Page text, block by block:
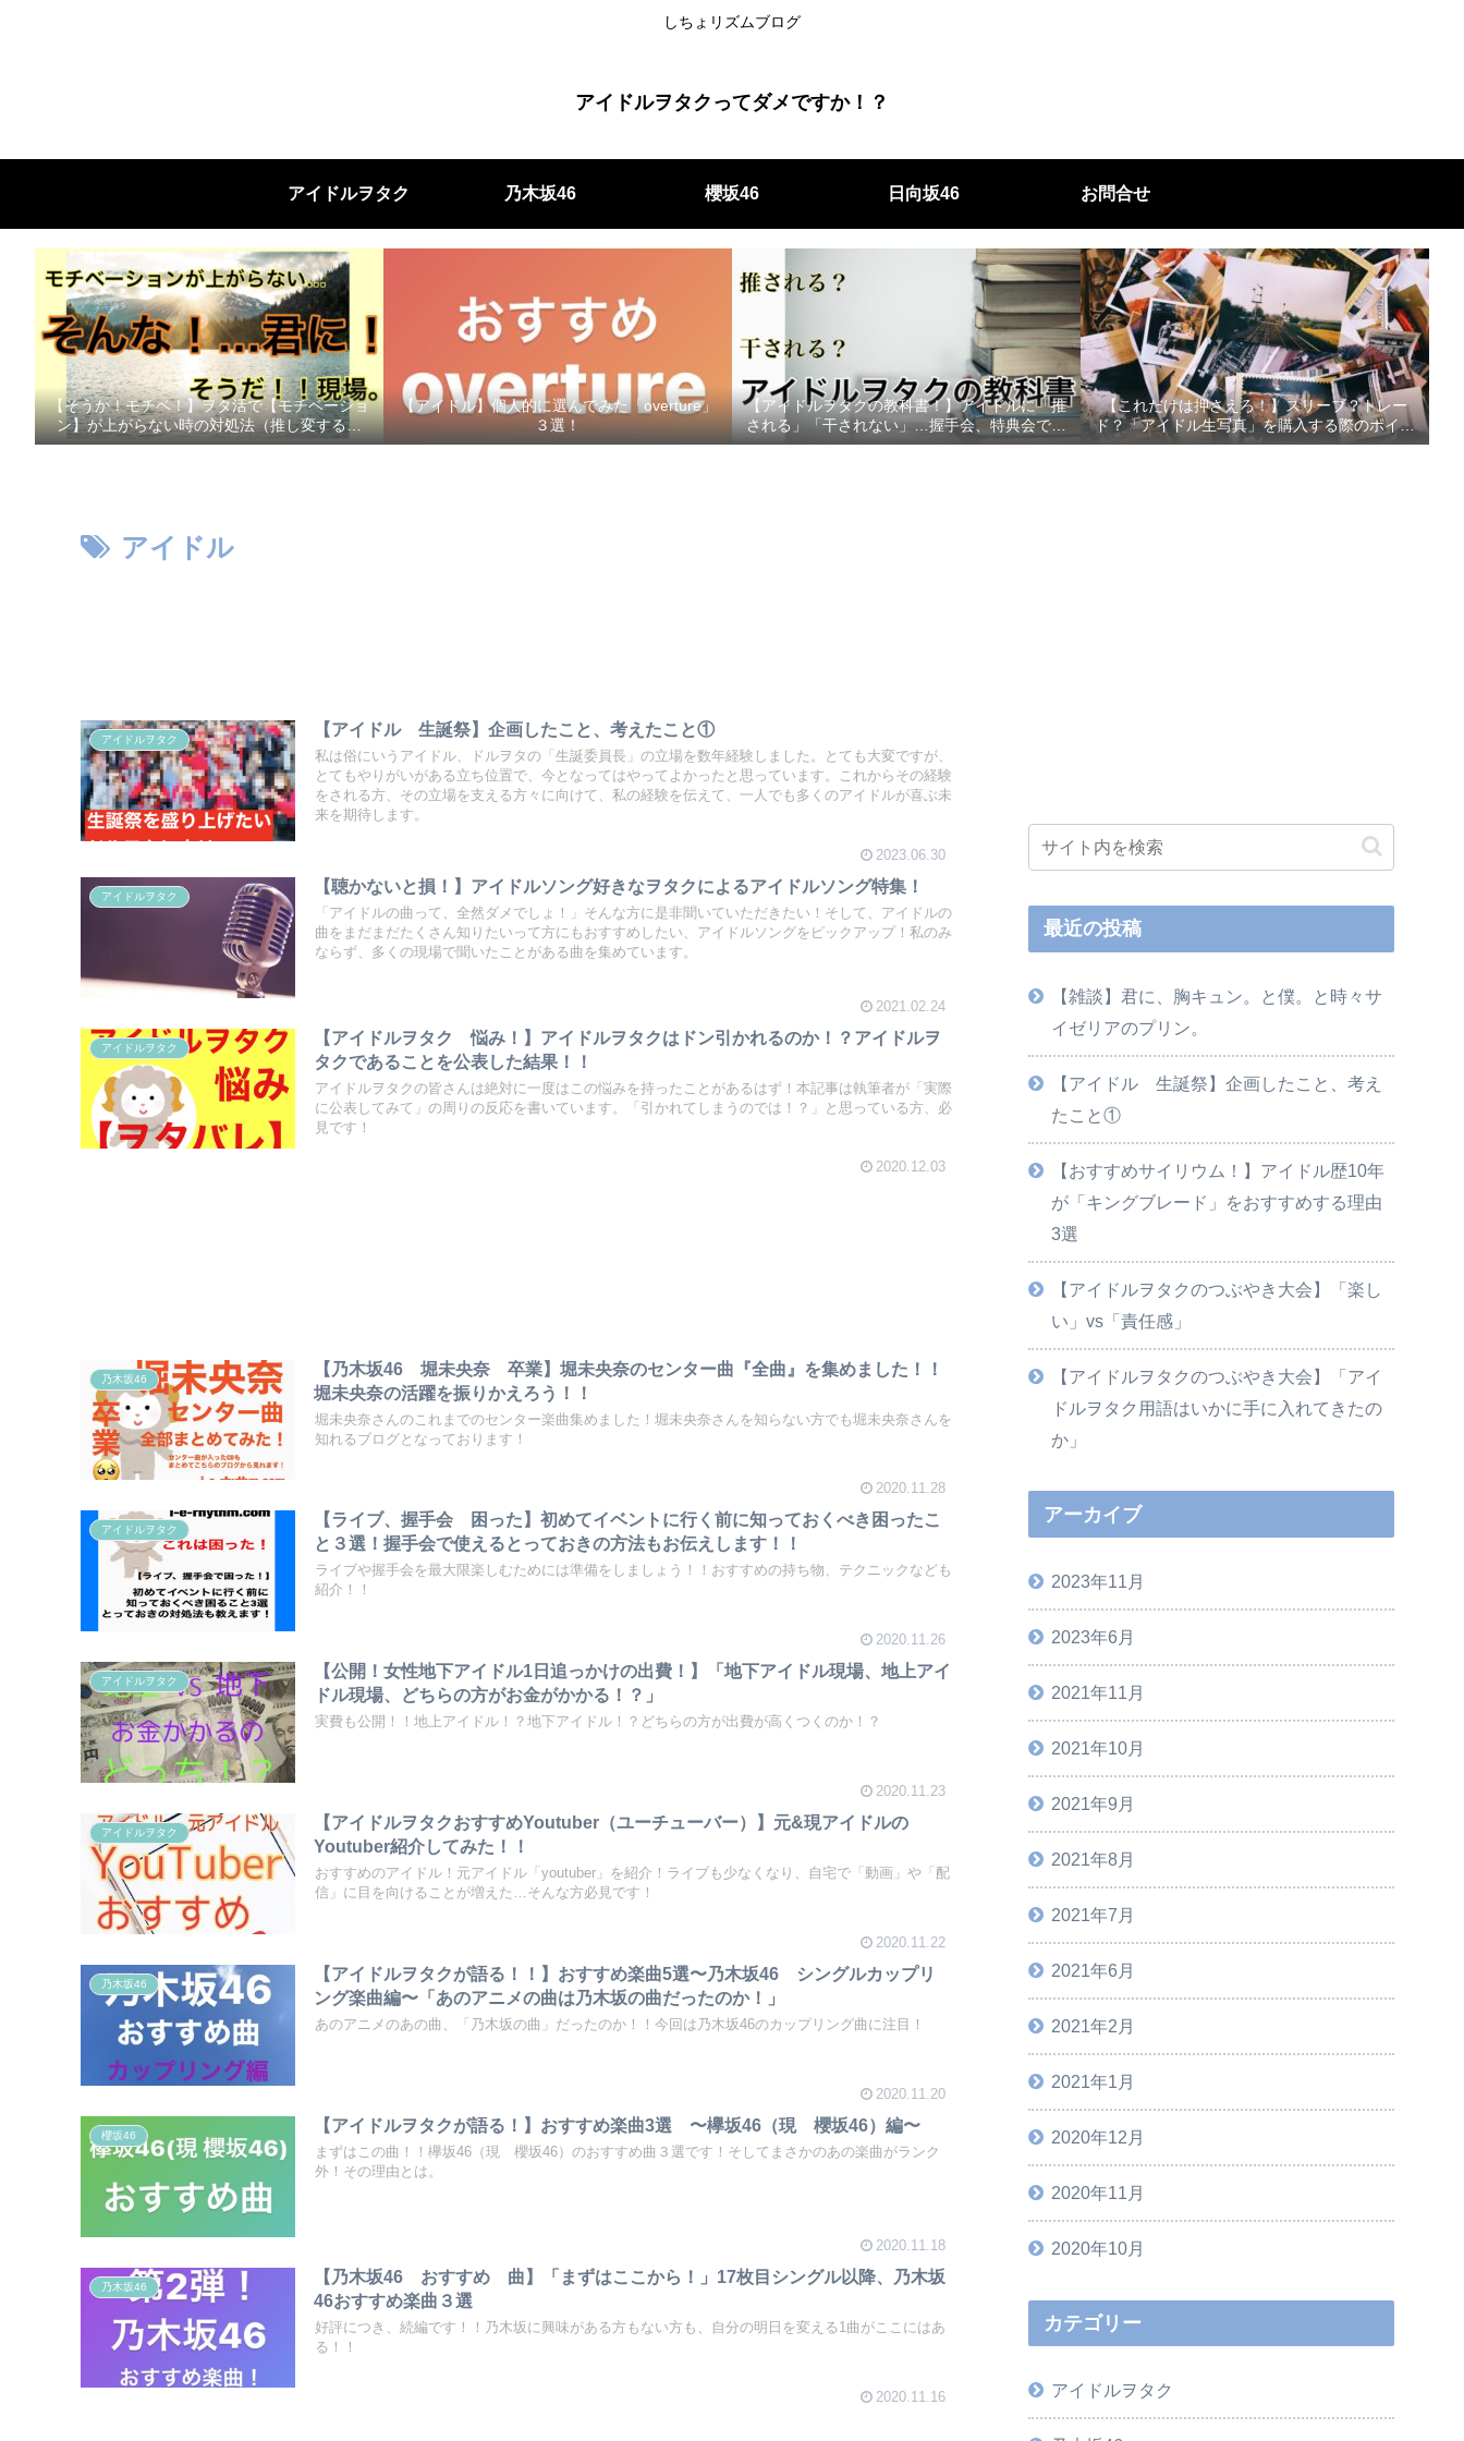
しちょリズムブログ
アイドルヲタクってダメですか！？
アイドルヲタク 乃木坂46 櫻坂46 日向坂46 お問合せ
【そうか！モチベ！】ヲタ活で【モチベーショ
ン】が上がらない時の対処法（推し変する前
に！）
【アイドル】個人的に選んでみた「overture」
３選！
【アイドルヲタクの教科書！】アイドルに「推
される」「干されない」…握手会、特典会で好
印象をもってもらうためにすべきこと！
【これだけは押さえろ！】スリーブ？トレー
ド？「アイドル生写真」を購入する際のポイン
ト３選！
アイドル
アイドルヲタク
【アイドル 生誕祭】企画したこと、考えたこと①
私は俗にいうアイドル、ドルヲタの「生誕委員長」の立場を数年経験しました。とても大変ですが、
とてもやりがいがある立ち位置で、今となってはやってよかったと思っています。これからその経験
をされる方、その立場を支える方々に向けて、私の経験を伝えて、一人でも多くのアイドルが喜ぶ未
来を期待します。
2023.06.30
アイドルヲタク
【聴かないと損！】アイドルソング好きなヲタクによるアイドルソング特集！
「アイドルの曲って、全然ダメでしょ！」そんな方に是非聞いていただきたい！そして、アイドルの
曲をまだまだたくさん知りたいって方にもおすすめしたい、アイドルソングをピックアップ！私のみ
ならず、多くの現場で聞いたことがある曲を集めています。
2021.02.24
アイドルヲタク
【アイドルヲタク 悩み！】アイドルヲタクはドン引かれるのか！？アイドルヲ
タクであることを公表した結果！！
アイドルヲタクの皆さんは絶対に一度はこの悩みを持ったことがあるはず！本記事は執筆者が「実際
に公表してみて」の周りの反応を書いています。「引かれてしまうのでは！？」と思っている方、必
見です！
2020.12.03
乃木坂46
【乃木坂46 堀未央奈 卒業】堀未央奈のセンター曲『全曲』を集めました！！
堀未央奈の活躍を振りかえろう！！
堀未央奈さんのこれまでのセンター楽曲集めました！堀未央奈さんを知らない方でも堀未央奈さんを
知れるブログとなっております！
2020.11.28
アイドルヲタク
【ライブ、握手会 困った】初めてイベントに行く前に知っておくべき困ったこ
と３選！握手会で使えるとっておきの方法もお伝えします！！
ライブや握手会を最大限楽しむためには準備をしましょう！！おすすめの持ち物、テクニックなども
紹介！！
2020.11.26
アイドルヲタク
【公開！女性地下アイドル1日追っかけの出費！】「地下アイドル現場、地上アイ
ドル現場、どちらの方がお金がかかる！？」
実費も公開！！地上アイドル！？地下アイドル！？どちらの方が出費が高くつくのか！？
2020.11.23
アイドルヲタク
【アイドルヲタクおすすめYoutuber（ユーチューバー）】元&現アイドルの
Youtuber紹介してみた！！
おすすめのアイドル！元アイドル「youtuber」を紹介！ライブも少なくなり、自宅で「動画」や「配
信」に目を向けることが増えた…そんな方必見です！
2020.11.22
乃木坂46
【アイドルヲタクが語る！！】おすすめ楽曲5選〜乃木坂46 シングルカップリ
ング楽曲編〜「あのアニメの曲は乃木坂の曲だったのか！」
あのアニメのあの曲、「乃木坂の曲」だったのか！！今回は乃木坂46のカップリング曲に注目！
2020.11.20
櫻坂46
【アイドルヲタクが語る！】おすすめ楽曲3選 〜欅坂46（現 櫻坂46）編〜
まずはこの曲！！欅坂46（現 櫻坂46）のおすすめ曲３選です！そしてまさかのあの楽曲がランク
外！その理由とは。
2020.11.18
乃木坂46
【乃木坂46 おすすめ 曲】「まずはここから！」17枚目シングル以降、乃木坂
46おすすめ楽曲３選
好評につき、続編です！！乃木坂に興味がある方もない方も、自分の明日を変える1曲がここにはあ
る！！
2020.11.16
最近の投稿
【雑談】君に、胸キュン。と僕。と時々サ
イゼリアのプリン。
【アイドル 生誕祭】企画したこと、考え
たこと①
【おすすめサイリウム！】アイドル歴10年
が「キングブレード」をおすすめする理由
3選
【アイドルヲタクのつぶやき大会】「楽し
い」vs「責任感」
【アイドルヲタクのつぶやき大会】「アイ
ドルヲタク用語はいかに手に入れてきたの
か」
アーカイブ
2023年11月
2023年6月
2021年11月
2021年10月
2021年9月
2021年8月
2021年7月
2021年6月
2021年2月
2021年1月
2020年12月
2020年11月
2020年10月
カテゴリー
アイドルヲタク